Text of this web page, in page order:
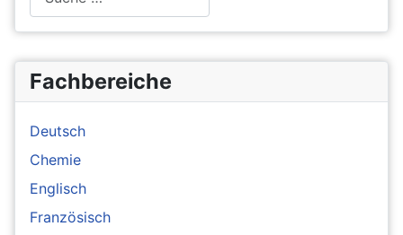
Fachbereiche
Deutsch
Chemie
Englisch
Französisch